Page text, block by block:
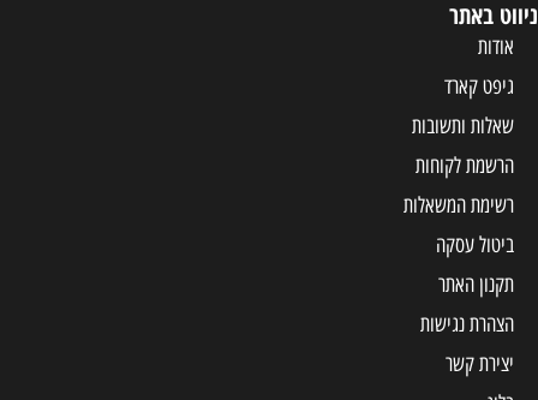
ניווט באתר
אודות
גיפט קארד
שאלות ותשובות
הרשמת לקוחות
רשימת המשאלות
ביטול עסקה
תקנון האתר
הצהרת נגישות
יצירת קשר